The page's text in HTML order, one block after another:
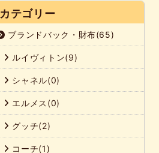
カテゴリー
ブランドバック・財布(65)
ルイヴィトン(9)
シャネル(0)
エルメス(0)
グッチ(2)
コーチ(1)